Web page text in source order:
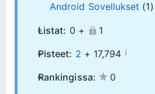
Android Sovellukset (1)
Listat: 0 +
1
Pisteet: 2 + 17,794 ¡
Rankingissa:
0